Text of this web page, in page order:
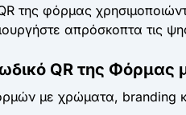
της φόρμας
απρόσκοπτα τις
QR της Φόρμας
με χρώματα, branding